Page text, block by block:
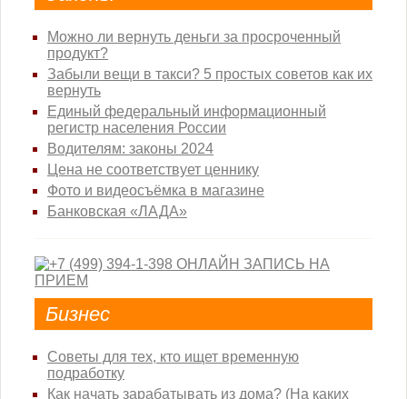
Можно ли вернуть деньги за просроченный
продукт?
Забыли вещи в такси? 5 простых советов как их
вернуть
Единый федеральный информационный
регистр населения России
Водителям: законы 2024
Цена не соответствует ценнику
Фото и видеосъёмка в магазине
Банковская «ЛАДА»
Бизнес
Советы для тех, кто ищет временную
подработку
Как начать зарабатывать из дома? (На каких